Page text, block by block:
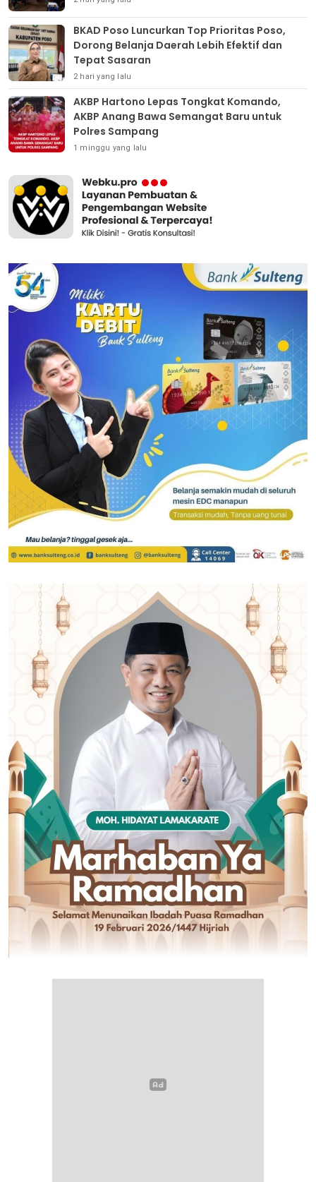
BKAD Poso Luncurkan Top Prioritas Poso,
Dorong Belanja Daerah Lebih Efektif dan
Tepat Sasaran
2 hari yang lalu
AKBP Hartono Lepas Tongkat Komando,
AKBP Anang Bawa Semangat Baru untuk
Polres Sampang
1 minggu yang lalu